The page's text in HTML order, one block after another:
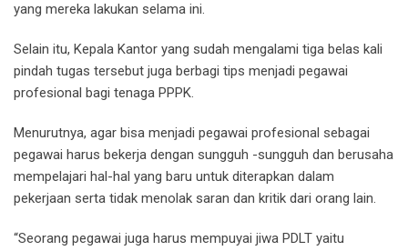
yang mereka lakukan selama ini.
Selain itu, Kepala Kantor yang sudah mengalami tiga belas kali
pindah tugas tersebut juga berbagi tips menjadi pegawai
profesional bagi tenaga PPPK.
Menurutnya, agar bisa menjadi pegawai profesional sebagai
pegawai harus bekerja dengan sungguh -sungguh dan berusaha
mempelajari hal-hal yang baru untuk diterapkan dalam
pekerjaan serta tidak menolak saran dan kritik dari orang lain.
“Seorang pegawai juga harus mempuyai jiwa PDLT yaitu